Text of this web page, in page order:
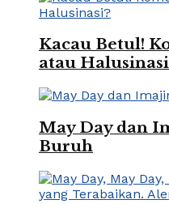
Kacau Betul!
atau
May Day dan
Buruh